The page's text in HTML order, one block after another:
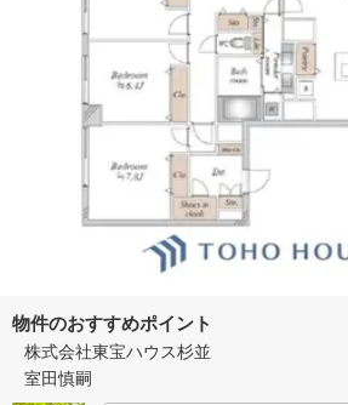
物件のおすすめポイント
株式会社東宝ハウス杉並
室田慎嗣